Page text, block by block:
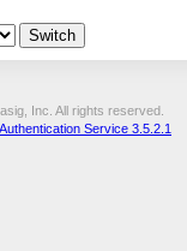
Inc. All rights reserved.
Service 3.5.2.1